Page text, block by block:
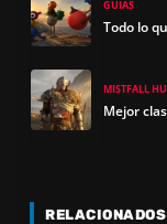
GUÍAS
Todo lo
MISTFALL
Mejor
RELACIONADOS